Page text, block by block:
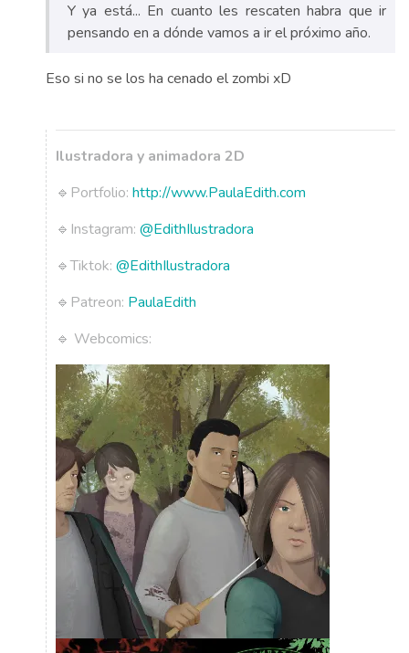
Y ya está... En cuanto les rescaten habra que ir
pensando en a dónde vamos a ir el próximo año.
Eso si no se los ha cenado el zombi xD
Ilustradora y animadora 2D
🔹Portfolio: http://www.PaulaEdith.com
🔹Instagram: @EdithIlustradora
🔹Tiktok: @EdithIlustradora
🔹Patreon: PaulaEdith
🔹 Webcomics: